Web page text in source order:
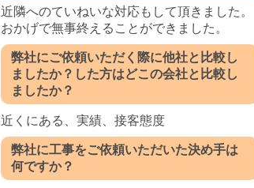
近隣へのていねいな対応もして頂きました。
おかげで無事終えることができました。
弊社にご依頼いただく際に他社と比較し
ましたか？した方はどこの会社と比較し
ましたか？
近くにある、実績、接客態度
弊社に工事をご依頼いただいた決め手は
何ですか？